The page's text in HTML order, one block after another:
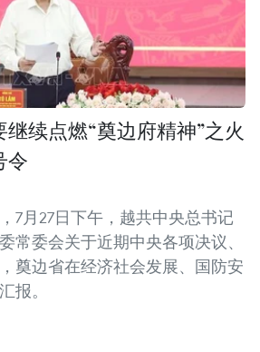
续点燃“奠边府精神”之火
令
7月27日下午，越共中央总书记
常委会关于近期中央各项决议、
奠边省在经济社会发展、国防安
报。